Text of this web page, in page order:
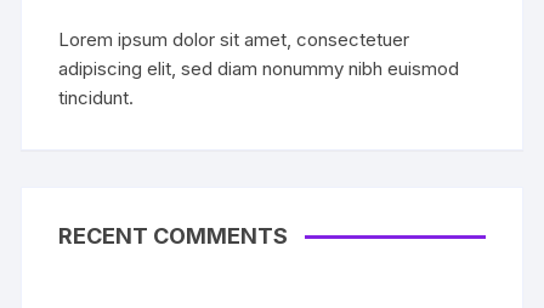
Lorem ipsum dolor sit amet, consectetuer
adipiscing elit, sed diam nonummy nibh euismod
tincidunt.
RECENT COMMENTS